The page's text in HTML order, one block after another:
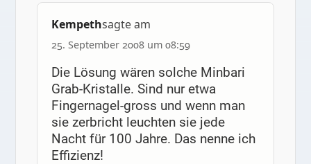
Kempethsagte am
25. September 2008 um 08:59
Die Lösung wären solche Minbari
Grab-Kristalle. Sind nur etwa
Fingernagel-gross und wenn man
sie zerbricht leuchten sie jede
Nacht für 100 Jahre. Das nenne ich
Effizienz!